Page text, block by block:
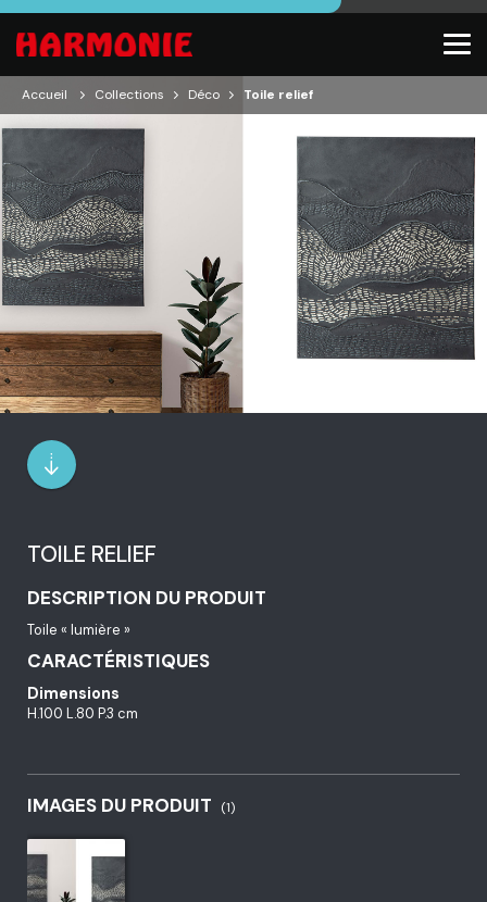
Accueil Collections Déco Toile relief
TOILE RELIEF
DESCRIPTION DU PRODUIT
Toile « lumière »
CARACTÉRISTIQUES
Dimensions
H.100 L.80 P.3 cm
IMAGES DU PRODUIT (1)